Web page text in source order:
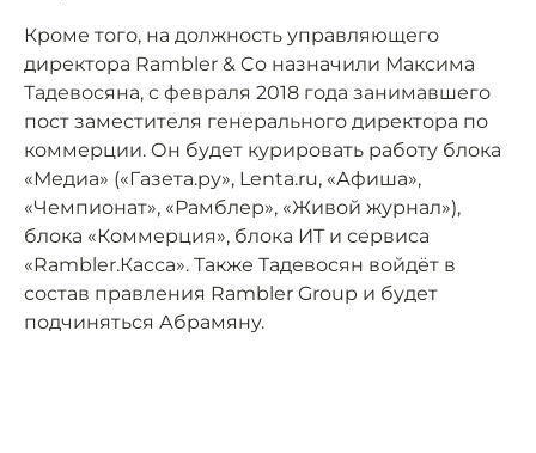
Кроме того, на должность управляющего
директора Rambler & Co назначили Максима
Тадевосяна, с февраля 2018 года занимавшего
пост заместителя генерального директора по
коммерции. Он будет курировать работу блока
«Медиа» («Газета.ру», Lenta.ru, «Афиша»,
«Чемпионат», «Рамблер», «Живой журнал»),
блока «Коммерция», блока ИТ и сервиса
«Rambler.Касса». Также Тадевосян войдёт в
состав правления Rambler Group и будет
подчиняться Абрамяну.